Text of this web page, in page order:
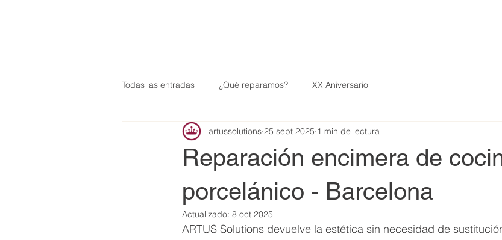
Todas las entradas ¿Qué reparamos? XX Aniversario
Reparación encimera de
porcelánico - Barcelona
artussolutions 25 sept 2025 1 min de lectura
Actualizado: 8 oct 2025
ARTUS Solutions devuelve la estética sin necesidad de